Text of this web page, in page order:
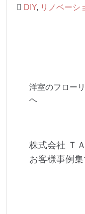
DIY, リノベーシ
洋室のフロー
へ
株式会社 Ｔ
お客様事例集